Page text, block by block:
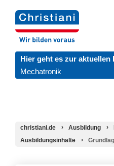
Hier geht es zur aktuellen
Mechatronik
christiani.de Ausbildung
Ausbildungsinhalte